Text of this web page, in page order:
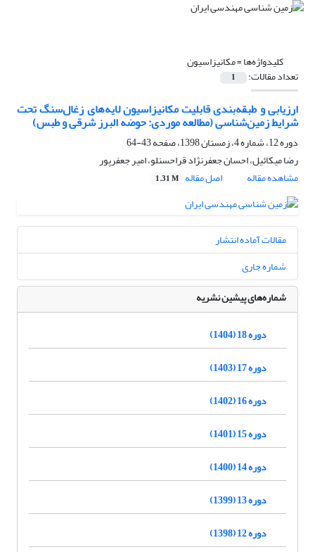
کلیدواژه‌ها =مکانیزاسیون
تعداد مقالات: 1
ارزیابی و طبقه‌بندی قابلیت مکانیزاسیون لایه‌های زغال‌سنگ تحت
شرایط زمین‌شناسی (مطالعه موردی: حوضه البرز شرقی و طبس)
دوره 12، شماره 4، زمستان 1398، صفحه
43-64
رضا میکائیل، احسان جعفرنژاد قراحسنلو، امیر جعفرپور
مشاهده مقاله
اصل مقاله 1.31 M
مقالات آماده انتشار
شماره جاری
شماره‌های پیشین نشریه
دوره 18 (1404)
دوره 17 (1403)
دوره 16 (1402)
دوره 15 (1401)
دوره 14 (1400)
دوره 13 (1399)
دوره 12 (1398)